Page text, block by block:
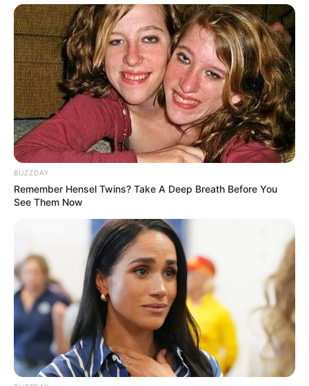
Woof & Meow – Do you Love
Me?
- /10 (- Votes)
Edit
Woof & Meow – Do you Love Me?merupakan drama Korea yang
tayang mulai 19 Februari 2022 di channel DRAMAcube.
Drama ini tayang dengan mengisi slot pada hari Sabtu jam 08.30
KST atau 06.30 WIB. Selain itu, drama ini juga bisa dinikmati di
channel YouTube.
BUZZDAY
Remember Hensel Twins? Take A Deep Breath Before You
See Them Now